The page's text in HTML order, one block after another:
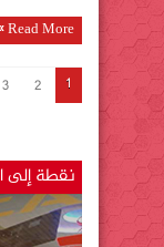
Read More »
1
2
3
نقطة إلى